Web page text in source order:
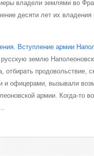
владели землями во
десяти лет их владения
Вступление армии
землю
отбирать продовольствие,
и офицерами, вызывали
армии. Когда-то